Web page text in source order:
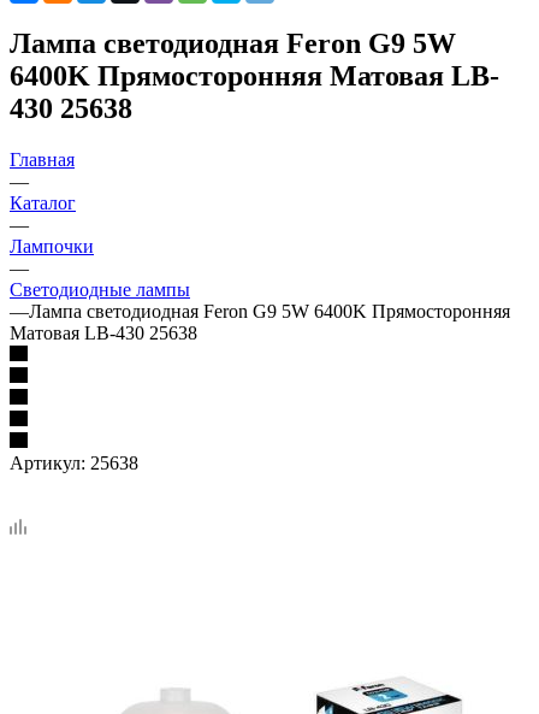
Лампа светодиодная Feron G9 5W
6400K Прямосторонняя Матовая LB-
430 25638
Главная
—
Каталог
—
Лампочки
—
Светодиодные лампы
—Лампа светодиодная Feron G9 5W 6400K Прямосторонняя
Матовая LB-430 25638
Артикул: 25638